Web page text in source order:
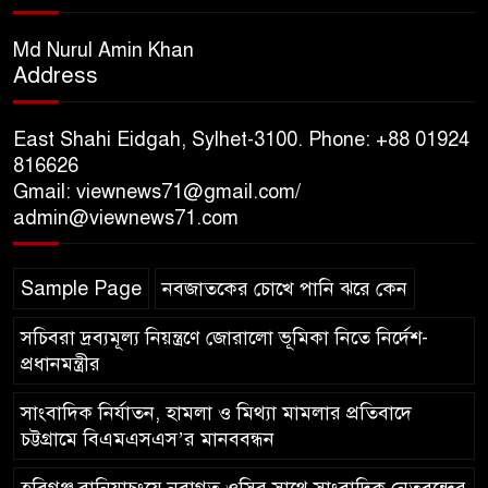
গভীর শ্রদ্ধা নিবেদন
শতাংশই সিলেটি
হাসপাতালে ৩৫১ জন
Md Nurul Amin Khan
Address
East Shahi Eidgah, Sylhet-3100. Phone: +88 01924
816626
Gmail: viewnews71@gmail.com/
admin@viewnews71.com
Sample Page নবজাতকের চোখে পানি ঝরে কেন
সচিবরা দ্রব্যমূল্য নিয়ন্ত্রণে জোরালো ভূমিকা নিতে নির্দেশ-
প্রধানমন্ত্রীর
সাংবাদিক নির্যাতন, হামলা ও মিথ্যা মামলার প্রতিবাদে
চট্টগ্রামে বিএমএসএস’র মানববন্ধন